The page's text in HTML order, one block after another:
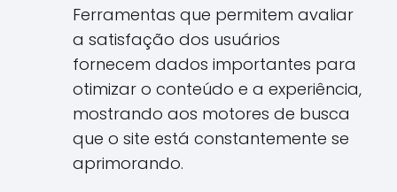
Ferramentas que permitem avaliar
a satisfação dos usuários
fornecem dados importantes para
otimizar o conteúdo e a experiência,
mostrando aos motores de busca
que o site está constantemente se
aprimorando.